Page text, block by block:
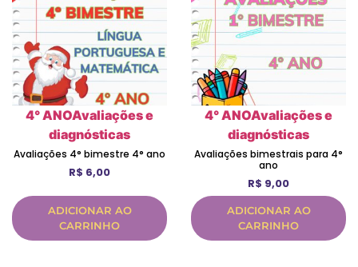
4° ANOAvaliações e
diagnósticas
Avaliações 4° bimestre 4° ano
R$ 6,00
ADICIONAR AO
CARRINHO
4° ANOAvaliações e
diagnósticas
Avaliações bimestrais para 4°
ano
R$ 9,00
ADICIONAR AO
CARRINHO